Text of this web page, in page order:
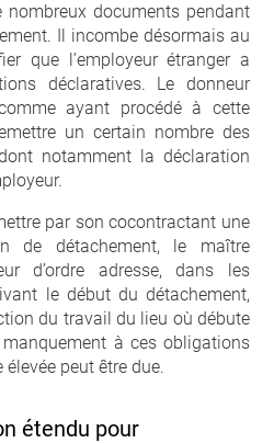
nombreux documents pendant
Il incombe désormais au
que l’employeur étranger a
déclaratives. Le donneur
ayant procédé à cette
un certain nombre des
notamment la déclaration
par son cocontractant une
de détachement, le maître
d’ordre adresse, dans les
le début du détachement,
du travail du lieu où débute
à ces obligations
peut être due.
étendu pour